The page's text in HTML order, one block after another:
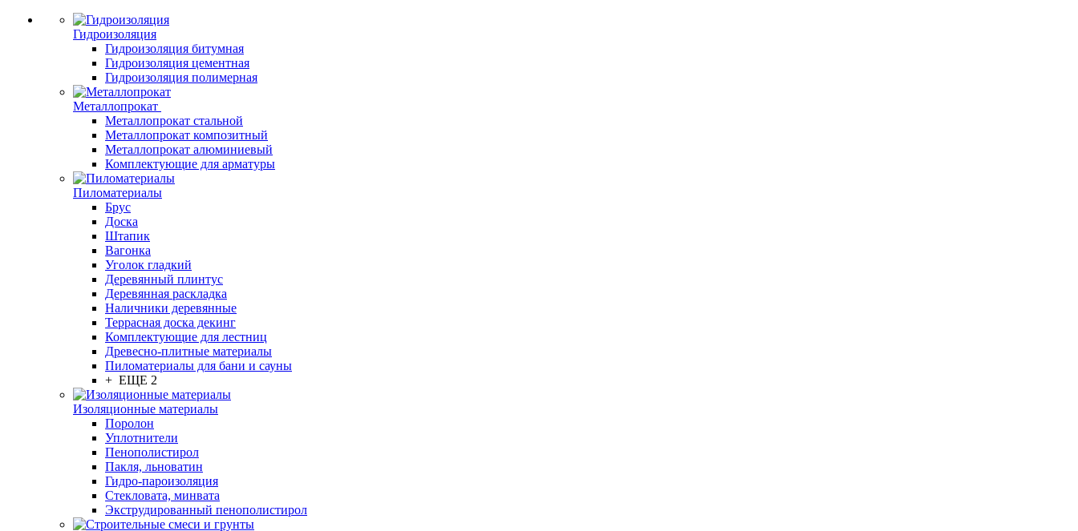
Гидроизоляция
Гидроизоляция битумная
Гидроизоляция цементная
Гидроизоляция полимерная
Металлопрокат
Металлопрокат стальной
Металлопрокат композитный
Металлопрокат алюминиевый
Комплектующие для арматуры
Пиломатериалы
Брус
Доска
Штапик
Вагонка
Уголок гладкий
Деревянный плинтус
Деревянная раскладка
Наличники деревянные
Террасная доска декинг
Комплектующие для лестниц
Древесно-плитные материалы
Пиломатериалы для бани и сауны
+ ЕЩЕ 2
Изоляционные материалы
Поролон
Уплотнители
Пенополистирол
Пакля, льноватин
Гидро-пароизоляция
Стекловата, минвата
Экструдированный пенополистирол